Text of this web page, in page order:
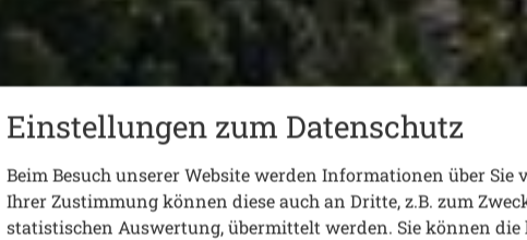
Einstellungen zum Datenschutz
Beim Besuch unserer Website werden Informationen über Sie
Ihrer Zustimmung können diese auch an Dritte, z.B. zum
statistischen Auswertung, übermittelt werden. Sie können die